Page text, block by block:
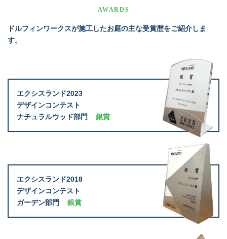
AWARDS
ドルフィンワークスが施工したお庭の主な受賞歴をご紹介しま
す。
エクシスランド2023
デザインコンテスト
ナチュラルウッド部門
銀賞
エクシスランド2018
デザインコンテスト
ガーデン部門
銀賞